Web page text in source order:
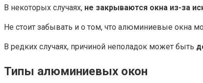
В некоторых случаях, не закрываются окна из-за
Не стоит забывать и о том, что алюминиевые окна
В редких случаях, причиной неполадок может быть
Типы алюминиевых окон